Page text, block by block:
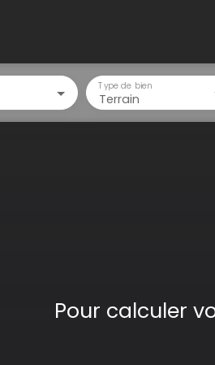
Terrain
Type de bien
Pour calculer